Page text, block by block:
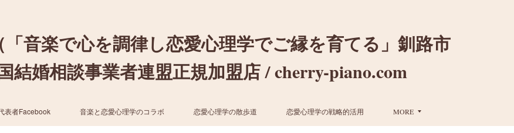
音楽で心を調律し恋愛心理学でご縁を育てる」釧路市
婚相談事業者連盟正規加盟店 / cherry-piano.com
表者Facebook 音楽と恋愛心理学のコラボ 恋愛心理学の散歩道 恋愛心理学の戦略的活用 MORE